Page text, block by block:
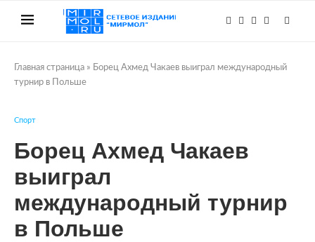
Главная страница » Борец Ахмед Чакаев выиграл международный
турнир в Польше
Спорт
Борец Ахмед Чакаев
выиграл
международный турнир
в Польше